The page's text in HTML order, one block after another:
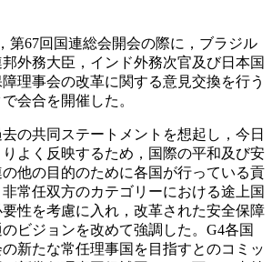
第67回国連総会開会の際に，ブラジル
外務大臣，インド外務次官及び日本国
理事会の改革に関する意見交換を行う
会合を開催した。
の共同ステートメントを想起し，今日
よく反映するため，国際の平和及び安
他の目的のために各国が行っている貢
常任双方のカテゴリーにおける途上国
性を考慮に入れ，改革された安全保障
ビジョンを改めて強調した。G4各国
新たな常任理事国を目指すとのコミッ